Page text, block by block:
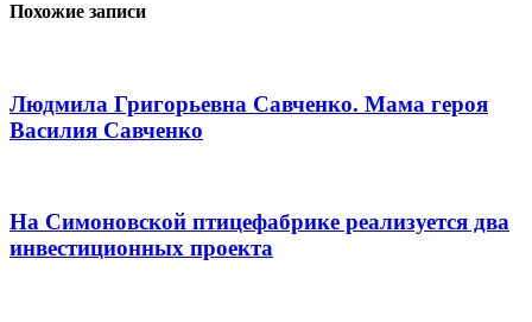
Похожие записи
Людмила Григорьевна Савченко. Мама героя
Василия Савченко
На Симоновской птицефабрике реализуется два
инвестиционных проекта